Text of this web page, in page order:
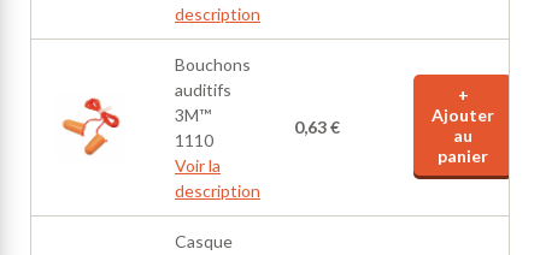
description
Bouchons
auditifs
3M™
1110
Voir la
description
0,63 €
+
Ajouter
au
panier
Casque